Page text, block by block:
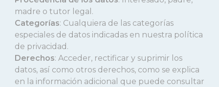
madre o tutor legal.
Categorías: Cualquiera de las categorías
especiales de datos indicadas en nuestra política
de privacidad.
Derechos: Acceder, rectificar y suprimir los
datos, así como otros derechos, como se explica
en la información adicional que puede consultar